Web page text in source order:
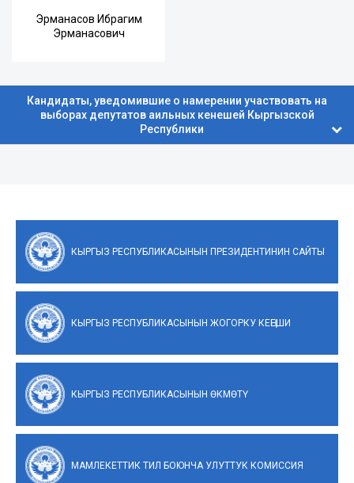
Эрманасов Ибрагим
Эрманасович
Кандидаты, уведомившие о намерении участвовать на
выборах депутатов аильных кенешей Кыргызской
Республики
КЫРГЫЗ РЕСПУБЛИКАСЫНЫН ПРЕЗИДЕНТИНИН САЙТЫ
КЫРГЫЗ РЕСПУБЛИКАСЫНЫН ЖОГОРКУ КЕҢЕШИ
КЫРГЫЗ РЕСПУБЛИКАСЫНЫН ӨКМӨТҮ
МАМЛЕКЕТТИК ТИЛ БОЮНЧА УЛУТТУК КОМИССИЯ